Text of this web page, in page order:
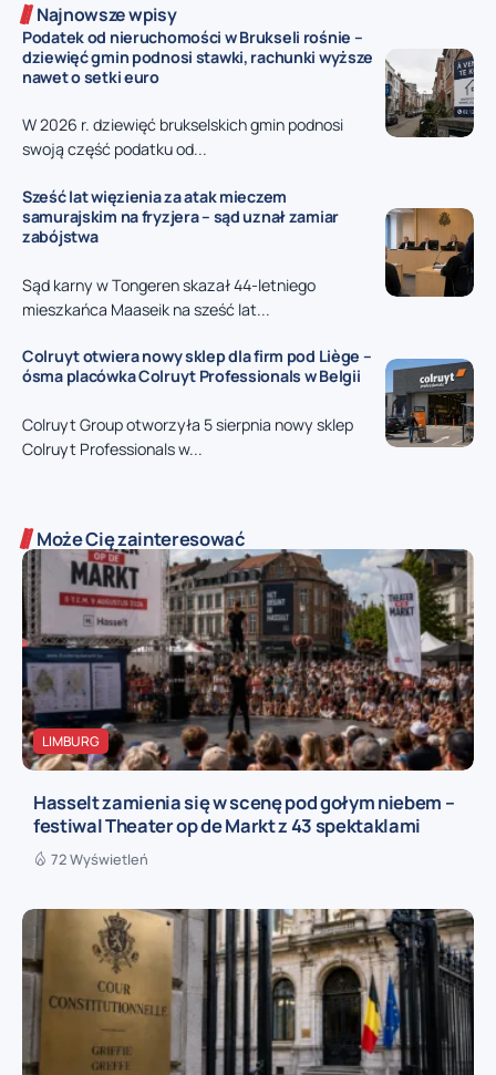
Najnowsze wpisy
Podatek od nieruchomości w Brukseli rośnie –
dziewięć gmin podnosi stawki, rachunki wyższe
nawet o setki euro
W 2026 r. dziewięć brukselskich gmin podnosi
swoją część podatku od...
Sześć lat więzienia za atak mieczem
samurajskim na fryzjera – sąd uznał zamiar
zabójstwa
Sąd karny w Tongeren skazał 44-letniego
mieszkańca Maaseik na sześć lat...
Colruyt otwiera nowy sklep dla firm pod Liège –
ósma placówka Colruyt Professionals w Belgii
Colruyt Group otworzyła 5 sierpnia nowy sklep
Colruyt Professionals w...
Może Cię zainteresować
LIMBURG
Hasselt zamienia się w scenę pod gołym niebem –
festiwal Theater op de Markt z 43 spektaklami
72 Wyświetleń